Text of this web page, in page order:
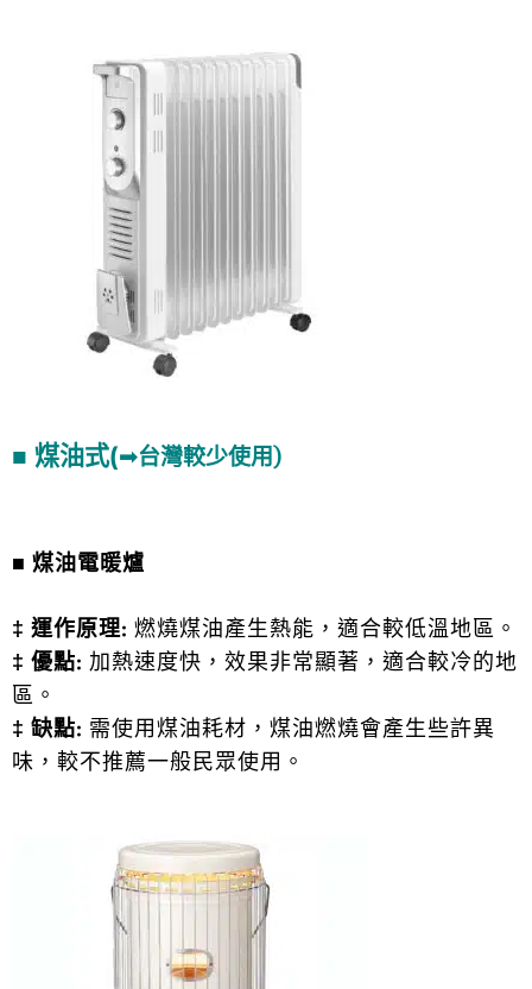
■ 煤油式(➟台灣較少使用)
■ 煤油電暖爐
‡ 運作原理: 燃燒煤油產生熱能，適合較低溫地區。
‡ 優點: 加熱速度快，效果非常顯著，適合較冷的地
區。
‡ 缺點: 需使用煤油耗材，煤油燃燒會產生些許異
味，較不推薦一般民眾使用。